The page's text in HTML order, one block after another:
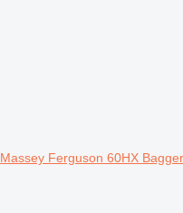
Massey Ferguson 60HX